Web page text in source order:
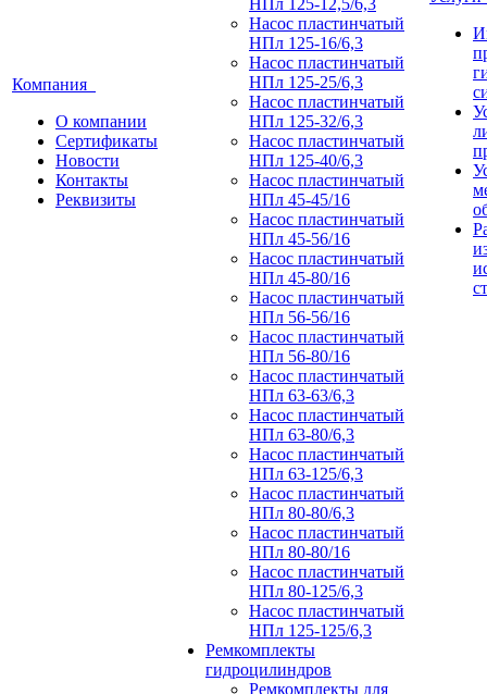
Компания
О компании
Сертификаты
Новости
Контакты
Реквизиты
НПл 125-12,5/6,3
Насос пластинчатый
НПл 125-16/6,3
Насос пластинчатый
НПл 125-25/6,3
Насос пластинчатый
НПл 125-32/6,3
Насос пластинчатый
НПл 125-40/6,3
Насос пластинчатый
НПл 45-45/16
Насос пластинчатый
НПл 45-56/16
Насос пластинчатый
НПл 45-80/16
Насос пластинчатый
НПл 56-56/16
Насос пластинчатый
НПл 56-80/16
Насос пластинчатый
НПл 63-63/6,3
Насос пластинчатый
НПл 63-80/6,3
Насос пластинчатый
НПл 63-125/6,3
Насос пластинчатый
НПл 80-80/6,3
Насос пластинчатый
НПл 80-80/16
Насос пластинчатый
НПл 80-125/6,3
Насос пластинчатый
НПл 125-125/6,3
Ремкомплекты
гидроцилиндров
Ремкомплекты для